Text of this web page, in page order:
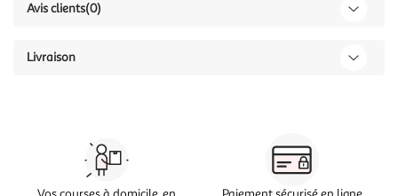
Avis clients(0)
Livraison